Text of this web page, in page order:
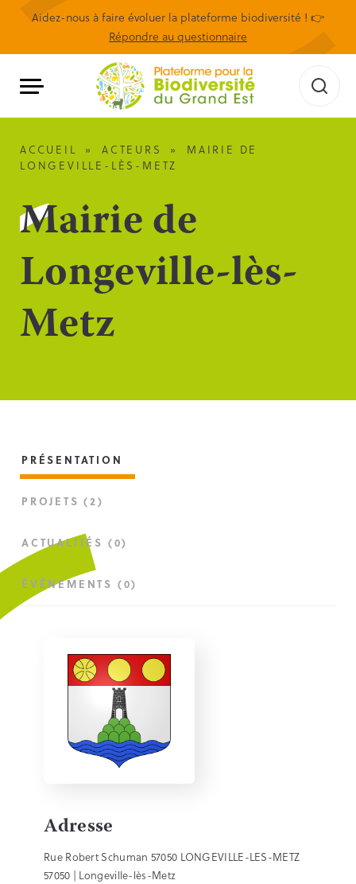
Aidez-nous à faire évoluer la plateforme biodiversité ! 👉
Répondre au questionnaire
ACCUEIL » ACTEURS »
MAIRIE DE
LONGEVILLE-LÈS-METZ
Mairie de
Longeville-lès-
Metz
PRÉSENTATION
PROJETS (2)
ACTUALITÉS (0)
ÉVÉNEMENTS (0)
Adresse
Rue Robert Schuman 57050 LONGEVILLE-LES-METZ
57050 | Longeville-lès-Metz